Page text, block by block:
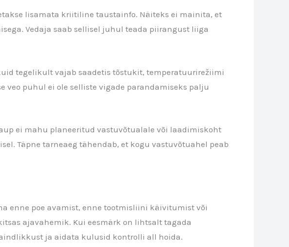
lisamata kriitiline taustainfo. Näiteks ei mainita, et
Vedaja saab sellisel juhul teada piirangust liiga
tegelikult vajab saadetis tõstukit, temperatuurirežiimi
puhul ei ole selliste vigade parandamiseks palju
ei mahu planeeritud vastuvõtualale või laadimiskoht
Täpne tarneaeg tähendab, et kogu vastuvõtuahel peab
enne poe avamist, enne tootmisliini käivitumist või
ajavahemik. Kui eesmärk on lihtsalt tagada
ja aidata kulusid kontrolli all hoida.